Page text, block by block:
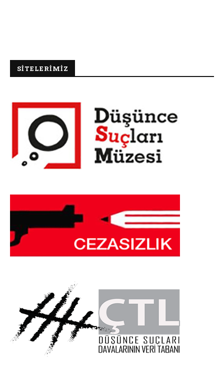
SİTELERİMİZ